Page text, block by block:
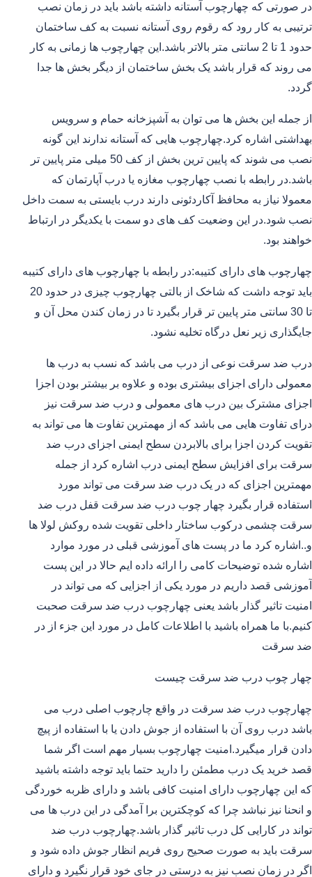
در صورتی که چهارچوب آستانه داشته باشد باید در زمان نصب
ترتیبی به کار رود که رقوم روی آستانه نسبت به کف ساختمان
حدود 1 تا 2 سانتی متر بالاتر باشد.این چهارچوب ها زمانی به کار
می روند که قرار باشد یک بخش ساختمان از دیگر بخش ها جدا
گردد.
از جمله این بخش ها می توان به آشپزخانه حمام و سرویس
بهداشتی اشاره کرد.چهارچوب هایی که آستانه ندارند این گونه
نصب می شوند که پایین ترین بخش از کف 50 میلی متر پایین تر
باشد.در رابطه با نصب چهارچوب مغازه یا درب آپارتمان که
معمولا نیاز به محافظ آکاردئونی دارند درب بایستی به سمت داخل
نصب شود.در این وضعیت کف های دو سمت با یکدیگر در ارتباط
خواهند بود.
چهارچوب های دارای کتیبه:در رابطه با چهارچوب های دارای کتیبه
باید توجه داشت که شاخک از بالتی چهارچوب چیزی در حدود 20
تا 30 سانتی متر پایین تر قرار بگیرد تا در زمان کندن محل آن و
جایگذاری زیر نعل درگاه تخلیه نشود.
درب ضد سرقت نوعی از درب می باشد که نسب به درب ها
معمولی دارای اجزای بیشتری بوده و علاوه بر بیشتر بودن اجزا
اجزای مشترک بین درب های معمولی و درب ضد سرقت نیز
درای تفاوت هایی می باشد که از مهمترین تفاوت ها می تواند به
تقویت کردن اجزا برای بالابردن سطح ایمنی اجزای درب ضد
سرقت برای افزایش سطح ایمنی درب اشاره کرد از جمله
مهمترین اجزای که در یک درب ضد سرقت می تواند مورد
استفاده قرار بگیرد چهار چوب درب ضد سرقت قفل درب ضد
سرقت چشمی درکوب ساختار داخلی تقویت شده روکش لولا ها
و..اشاره کرد ما در پست های آموزشی قبلی در مورد موارد
اشاره شده توضیحات کامی را ارائه داده ایم حالا در این پست
آموزشی قصد داریم در مورد یکی از اجزایی که می تواند در
امنیت تاثیر گذار باشد یعنی چهارچوب درب ضد سرقت صحبت
کنیم.با ما همراه باشید با اطلاعات کامل در مورد این جزء از در
ضد سرقت
چهار چوب درب ضد سرقت چیست
چهارچوب درب ضد سرقت در واقع چارچوب اصلی درب می
باشد درب روی آن با استفاده از جوش دادن یا با استفاده از پیچ
دادن قرار میگیرد.امنیت چهارچوب بسیار مهم است اگر شما
قصد خرید یک درب مطمئن را دارید حتما باید توجه داشته باشید
که این چهارچوب دارای امنیت کافی باشد و دارای ظربه خوردگی
و انحنا نیز نباشد چرا که کوچکترین برا آمدگی در این درب ها می
تواند در کارایی کل درب تاثیر گذار باشد.چهارچوب درب ضد
سرقت باید به صورت صحیح روی فریم انظار جوش داده شود و
اگر در زمان نصب نیز به درستی در جای خود قرار نگیرد و دارای